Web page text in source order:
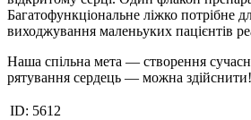
Багатофункціональне ліжко потрібне
виходжування маленьуких пацієнтів
Наша спільна мета — створення
рятування сердець — можна
ID: 5612